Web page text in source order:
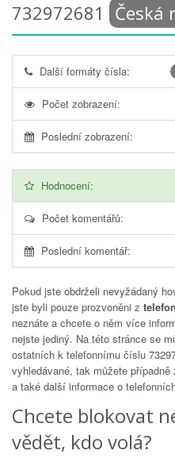
732972681 Česká
Další formáty čísla:
Počet zobrazení:
Poslední zobrazení:
Hodnocení:
Počet komentářů:
Poslední komentář:
Pokud jste obdrželi nevyžádaný
jste byli pouze prozvoněni z
neznáte a chcete o něm více
nejste jediný. Na této stránce se
ostatních k telefonnímu číslu
vyhledávané, tak můžete případně
a také další informace o
Chcete blokovat
vědět, kdo volá?